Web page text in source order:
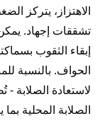
الاهتزاز، يتركز
تشققات إجهاد.
إبقاء الثقوب
الحواف. بالنسبة
لاستعادة الصلابة -
الصلابة المحلية بما